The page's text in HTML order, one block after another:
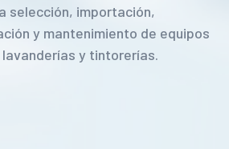
selección, importación,
y mantenimiento de equipos
y tintorerías.